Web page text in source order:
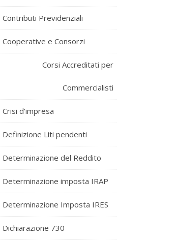
Contributi Previdenziali
Cooperative e Consorzi
Corsi Accreditati per
Commercialisti
Crisi d'impresa
Definizione Liti pendenti
Determinazione del Reddito
Determinazione imposta IRAP
Determinazione Imposta IRES
Dichiarazione 730